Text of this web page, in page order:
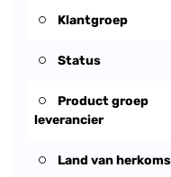
Klantgroep
Status
Product groep
leverancier
Land van